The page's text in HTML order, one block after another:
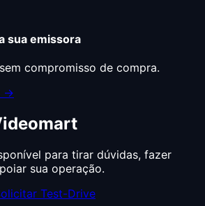
sua emissora
compromisso de compra.
→
para tirar dúvidas, fazer
sua operação.
Test-Drive